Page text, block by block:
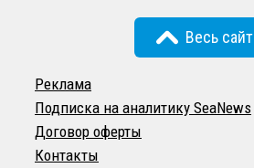
Весь сайт
Реклама
Подписка на аналитику SeaNews
Договор оферты
Контакты